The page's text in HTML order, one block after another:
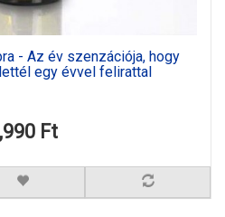
- Az év szenzációja, hogy
egy évvel felirattal
Ft